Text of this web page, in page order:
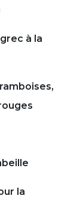
à la
la